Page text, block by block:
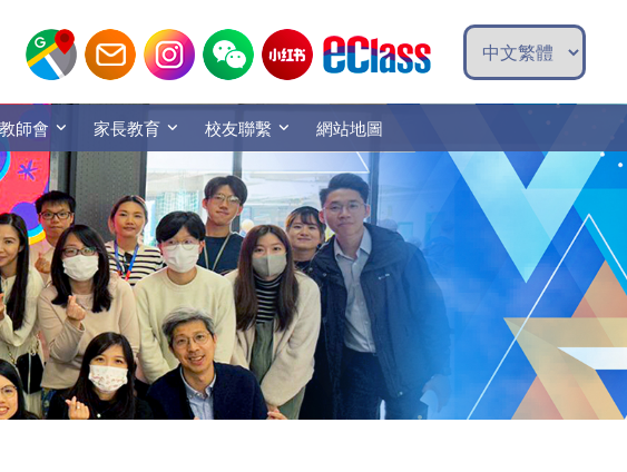
師會 家長教育 校友聯繫 網站地圖